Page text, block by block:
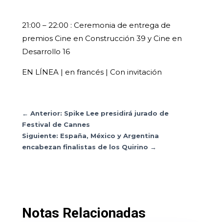
21:00 – 22:00 : Ceremonia de entrega de
premios Cine en Construcción 39 y Cine en
Desarrollo 16
EN LÍNEA | en francés | Con invitación
← Anterior: Spike Lee presidirá jurado de
Festival de Cannes
Siguiente: España, México y Argentina
encabezan finalistas de los Quirino →
Notas Relacionadas